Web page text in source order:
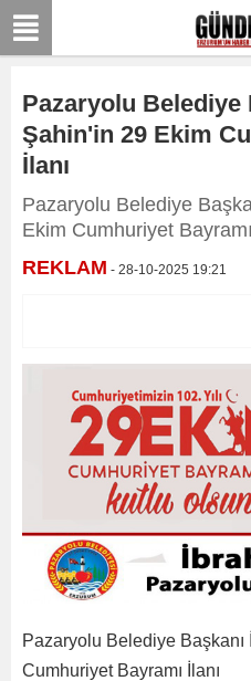
Pazaryolu Belediye
Şahin'in 29 Ekim
İlanı
Pazaryolu Belediye
Ekim Cumhuriyet
REKLAM - 28-10-2025 19:21
Pazaryolu Belediye
Cumhuriyet Bayramı İlanı